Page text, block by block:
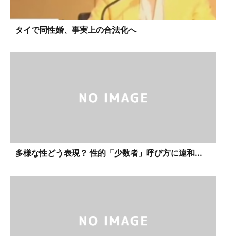
タイで同性婚、事実上の合法化へ
多様な性どう表現？ 性的「少数者」呼び方に違和...